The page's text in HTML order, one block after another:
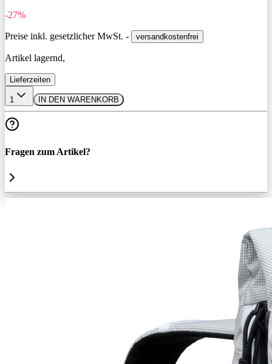
-27%
Preise inkl. gesetzlicher MwSt. - versandkostenfrei
Artikel lagernd,
Lieferzeiten
1 IN DEN WARENKORB
Fragen zum Artikel?